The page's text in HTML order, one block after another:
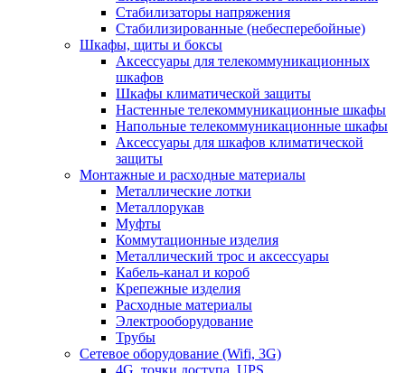
Стабилизаторы напряжения
Стабилизированные (небесперебойные)
Шкафы, щиты и боксы
Аксессуары для телекоммуникационных
шкафов
Шкафы климатической защиты
Настенные телекоммуникационные шкафы
Напольные телекоммуникационные шкафы
Аксессуары для шкафов климатической
защиты
Монтажные и расходные материалы
Металлические лотки
Металлорукав
Муфты
Коммутационные изделия
Металлический трос и аксессуары
Кабель-канал и короб
Крепежные изделия
Расходные материалы
Электрооборудование
Трубы
Сетевое оборудование (Wifi, 3G)
4G, точки доступа, UPS